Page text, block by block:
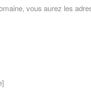
vous aurez les